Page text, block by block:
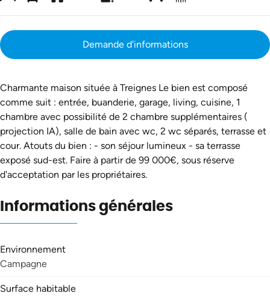
Demande d'informations
Charmante maison située à Treignes Le bien est composé
comme suit : entrée, buanderie, garage, living, cuisine, 1
chambre avec possibilité de 2 chambre supplémentaires (
projection IA), salle de bain avec wc, 2 wc séparés, terrasse et
cour. Atouts du bien : - son séjour lumineux - sa terrasse
exposé sud-est. Faire à partir de 99 000€, sous réserve
d'acceptation par les propriétaires.
Informations générales
Environnement
Campagne
Surface habitable